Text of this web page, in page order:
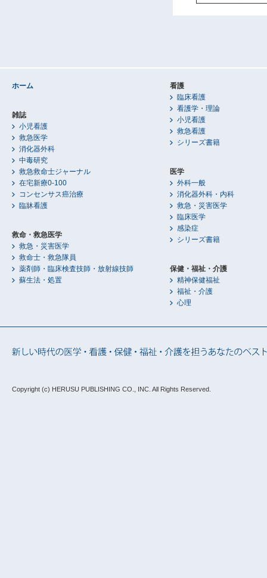
ホーム
雑誌
小児看護
救急医学
消化器外科
中毒研究
救急救命士ジャーナル
在宅新療0-100
コンセンサス癌治療
臨牀看護
救命・救急医学
救急・災害医学
救命士・救急隊員
薬剤師・臨床検査技師・放射線技師
蘇生法・処置
看護
臨床看護
看護学・理論
小児看護
救急看護
シリーズ書籍
医学
外科一般
消化器外科・内科
救急・災害医学
臨床医学
感染症
シリーズ書籍
保健・福祉・介護
精神保健福祉
福祉・介護
心理
Copyright (c) HERUSU PUBLISHING CO., INC. All Rights Reserved.